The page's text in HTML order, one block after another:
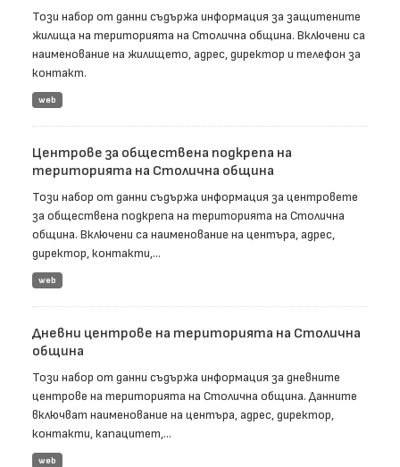
Този набор от данни съдържа информация за защитените
жилища на територията на Столична община. Включени са
наименование на жилището, адрес, директор и телефон за
контакт.
web
Центрове за обществена подкрепа на
територията на Столична община
Този набор от данни съдържа информация за центровете
за обществена подкрепа на територията на Столична
община. Включени са наименование на центъра, адрес,
директор, контакти,...
web
Дневни центрове на територията на Столична
община
Този набор от данни съдържа информация за дневните
центрове на територията на Столична община. Данните
включват наименование на центъра, адрес, директор,
контакти, капацитет,...
web